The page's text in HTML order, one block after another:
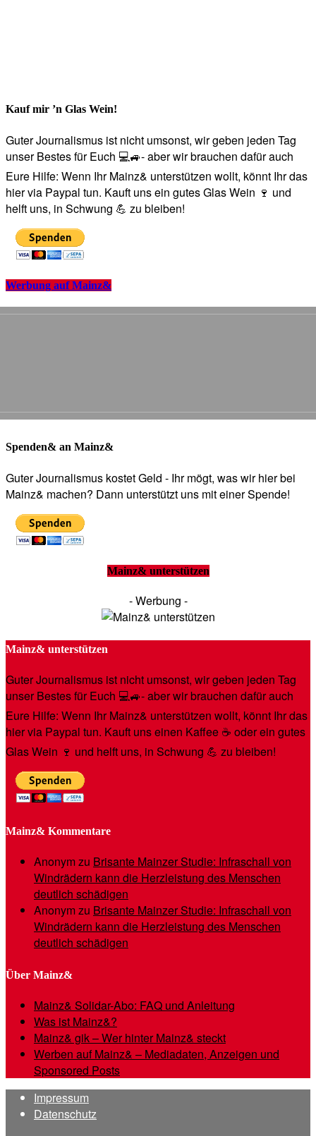
Kauf mir ’n Glas Wein!
Guter Journalismus ist nicht umsonst, wir geben jeden Tag
unser Bestes für Euch 💻🚙- aber wir brauchen dafür auch
Eure Hilfe: Wenn Ihr Mainz& unterstützen wollt, könnt Ihr das
hier via Paypal tun. Kauft uns ein gutes Glas Wein 🍷 und
helft uns, in Schwung 💪 zu bleiben!
Werbung auf Mainz&
Spenden& an Mainz&
Guter Journalismus kostet Geld - Ihr mögt, was wir hier bei
Mainz& machen? Dann unterstützt uns mit einer Spende!
Mainz& unterstützen
- Werbung -
Mainz& unterstützen
Guter Journalismus ist nicht umsonst, wir geben jeden Tag
unser Bestes für Euch 💻🚙- aber wir brauchen dafür auch
Eure Hilfe: Wenn Ihr Mainz& unterstützen wollt, könnt Ihr das
hier via Paypal tun. Kauft uns einen Kaffee ☕️ oder ein gutes
Glas Wein 🍷 und helft uns, in Schwung 💪 zu bleiben!
Mainz& Kommentare
Anonymzu Brisante Mainzer Studie: Infraschall von
Windrädern kann die Herzleistung des Menschen
deutlich schädigen
Anonymzu Brisante Mainzer Studie: Infraschall von
Windrädern kann die Herzleistung des Menschen
deutlich schädigen
Über Mainz&
Mainz& Solidar-Abo: FAQ und Anleitung
Was ist Mainz&?
Mainz& gik – Wer hinter Mainz& steckt
Werben auf Mainz& – Mediadaten, Anzeigen und
Sponsored Posts
Impressum
Datenschutz